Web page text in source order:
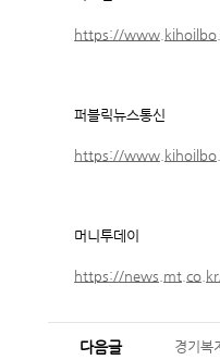
https://
퍼블릭뉴스통신
https://
머니투데이
https://
다음글 경기복